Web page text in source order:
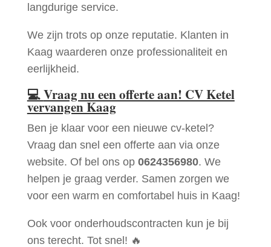
langdurige service.
We zijn trots op onze reputatie. Klanten in
Kaag waarderen onze professionaliteit en
eerlijkheid.
💻Vraag nu een offerte aan! CV Ketel
vervangen Kaag
Ben je klaar voor een nieuwe cv-ketel?
Vraag dan snel een offerte aan via onze
website. Of bel ons op 0624356980. We
helpen je graag verder. Samen zorgen we
voor een warm en comfortabel huis in Kaag!
Ook voor onderhoudscontracten kun je bij
ons terecht. Tot snel! 🔥